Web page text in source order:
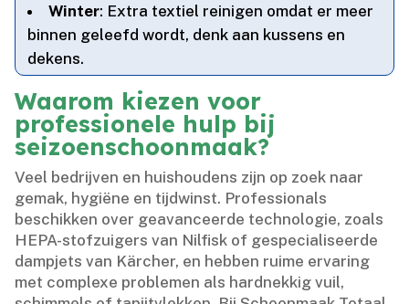
Winter: Extra textiel reinigen omdat er meer
binnen geleefd wordt, denk aan kussens en
dekens.​
Waarom kiezen voor
professionele hulp bij
seizoenschoonmaak?
Veel bedrijven en huishoudens zijn op zoek naar
gemak, hygiëne en tijdwinst.​ Professionals
beschikken over geavanceerde technologie, zoals
HEPA-stofzuigers van Nilfisk of gespecialiseerde
dampjets van Kärcher, en hebben ruime ervaring
met complexe problemen als hardnekkig vuil,